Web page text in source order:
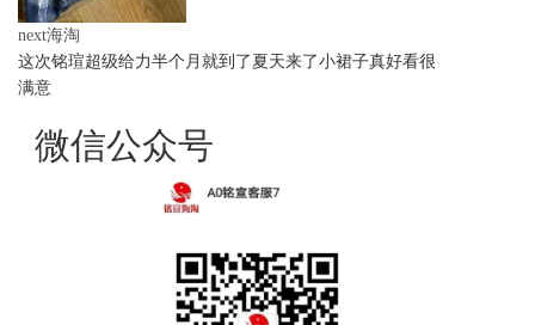
next海淘
这次铭瑄超级给力半个月就到了夏天来了小裙子真好看很
满意
微信公众号